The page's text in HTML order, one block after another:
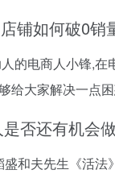
铺如何破0销
的电商人小锋,
给大家解决一点困
否还有机会
盛和夫先生《活